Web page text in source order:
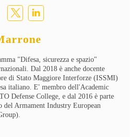
"Difesa, sicurezza e spazio"
Dal 2018 è anche docente
di Stato Maggiore Interforze (ISSMI)
italiano. E' membro dell'Academic
Defense College, e dal 2016 è parte
Armament Industry European